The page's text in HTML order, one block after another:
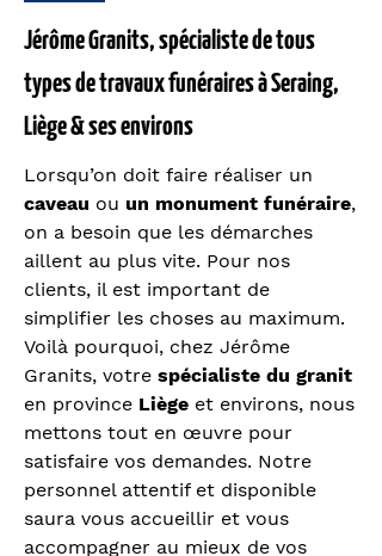
Jérôme Granits, spécialiste de tous
types de travaux funéraires à Seraing,
Liège & ses environs
Lorsqu’on doit faire réaliser un
caveau ou un monument funéraire,
on a besoin que les démarches
aillent au plus vite. Pour nos
clients, il est important de
simplifier les choses au maximum.
Voilà pourquoi, chez Jérôme
Granits, votre spécialiste du granit
en province Liège et environs, nous
mettons tout en œuvre pour
satisfaire vos demandes. Notre
personnel attentif et disponible
saura vous accueillir et vous
accompagner au mieux de vos